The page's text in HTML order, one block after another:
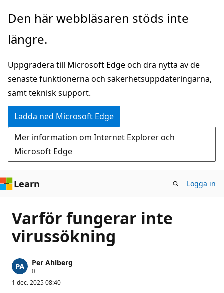
Hoppa
huvudinnehåll
Den här webbläsaren stöds inte
längre.
Uppgradera till Microsoft Edge och dra nytta av de
senaste funktionerna och säkerhetsuppdateringarna,
samt teknisk support.
Ladda ned Microsoft Edge
Mer information om Internet Explorer och
Microsoft Edge
Learn Logga in
Varför fungerar inte
virussökning
Per Ahlberg
0R
k
1 dec. 2025 08:40